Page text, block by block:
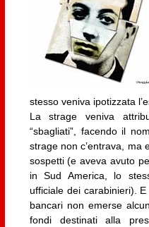
stesso veniva ipotizzata
La strage veniva
“sbagliati”, facendo il
strage non c’entrava, ma
sospetti (e aveva avuto
in Sud America, lo
ufficiale dei carabinieri).
bancari non emerse
fondi destinati alla